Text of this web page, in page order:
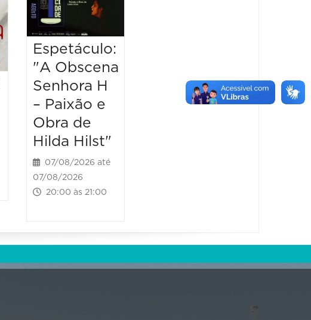
Espetáculo:
"A Obscena
Senhora H
– Paixão e
Obra de
Hilda Hilst"
07/08/2026 até
07/08/2026
20:00 às 21:00
07/08/2026 até
18:00